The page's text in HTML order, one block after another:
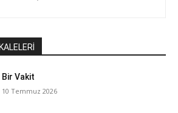
Bir Vakit
10 Temmuz 2026